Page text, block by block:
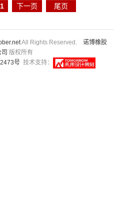
1 下一页 尾页
All Rights Reserved. 诺博橡胶
版权所有
号技术支持：